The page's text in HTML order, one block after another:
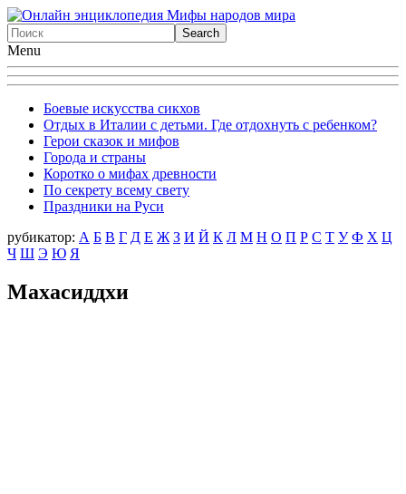
Menu
Боевые искусства сикхов
Отдых в Италии с детьми. Где отдохнуть с ребенком?
Герои сказок и мифов
Города и страны
Коротко о мифах древности
По секрету всему свету
Праздники на Руси
рубикатор: А Б В Г Д Е Ж З И Й К Л М Н О П Р С Т У Ф X Ц
Ч Ш Э Ю Я
Махасиддхи